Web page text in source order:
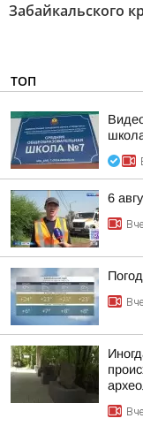
Забайкальского
ТОП
6